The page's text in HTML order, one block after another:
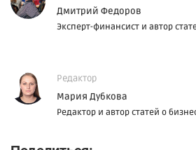
Дмитрий Федоров
Эксперт-финансист и автор
Редактор
Мария Дубкова
Редактор и автор статей о